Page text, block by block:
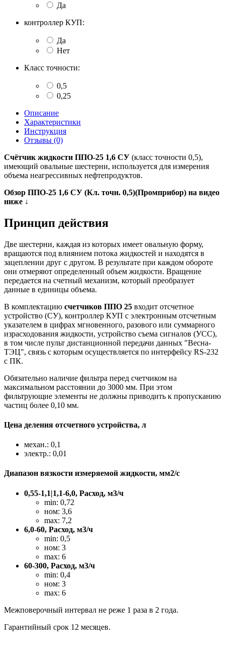
Да
контроллер КУП:
Да
Нет
Класс точности:
0,5
0,25
Описание
Характеристики
Инструкция
Отзывы (0)
Счётчик жидкости ППО-25 1,6 СУ (класс точности 0,5),
имеющий овальные шестерни, используется для измерения
объема неагрессивных нефтепродуктов.
Обзор ППО-25 1,6 СУ (Кл. точн. 0,5)(Промприбор) на видео
ниже ↓
Принцип действия
Две шестерни, каждая из которых имеет овальную форму,
вращаются под влиянием потока жидкостей и находятся в
зацеплении друг с другом. В результате при каждом обороте
они отмеряют определенный объем жидкости. Вращение
передается на счетный механизм, который преобразует
данные в единицы объема.
В комплектацию счетчиков ППО 25 входит отсчетное
устройство (СУ), контроллер КУП с электронным отсчетным
указателем в цифрах мгновенного, разового или суммарного
израсходования жидкости, устройство съема сигналов (УСС),
в том числе пульт дистанционной передачи данных "Весна-
ТЭЦ", связь с которым осуществляется по интерфейсу RS-232
с ПК.
Обязательно наличие фильтра перед счетчиком на
максимальном расстоянии до 3000 мм. При этом
фильтрующие элементы не должны приводить к пропусканию
частиц более 0,10 мм.
Цена деления отсчетного устройства, л
механ.: 0,1
электр.: 0,01
Диапазон вязкости измеряемой жидкости, мм2/с
0,55-1,1|1,1-6,0, Расход, м3/ч
min: 0,72
ном: 3,6
max: 7,2
6,0-60, Расход, м3/ч
min: 0,5
ном: 3
max: 6
60-300, Расход, м3/ч
min: 0,4
ном: 3
max: 6
Межповерочный интервал не реже 1 раза в 2 года.
Гарантийный срок 12 месяцев.